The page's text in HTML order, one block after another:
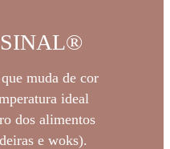
muda de cor
ideal
dos alimentos
e woks).